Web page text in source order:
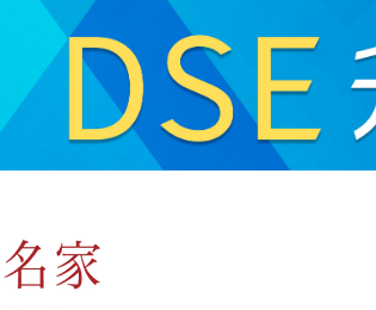
財經 生活 健康